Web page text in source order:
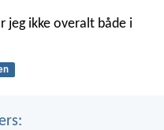
jeg ikke overalt både i